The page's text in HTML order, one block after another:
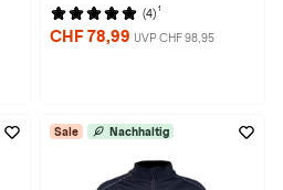
(4) 1
CHF 78,99 UVP CHF 98,95
Sale Nachhaltig